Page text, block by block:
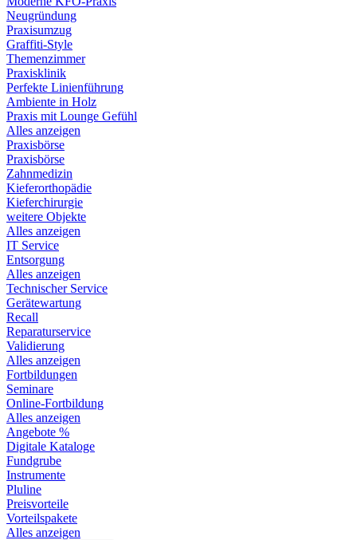
Neugründung
Praxisumzug
Graffiti-Style
Themenzimmer
Praxisklinik
Perfekte Linienführung
Ambiente in Holz
Praxis mit Lounge Gefühl
Alles anzeigen
Praxisbörse
Praxisbörse
Zahnmedizin
Kieferorthopädie
Kieferchirurgie
weitere Objekte
Alles anzeigen
IT Service
Entsorgung
Alles anzeigen
Technischer Service
Gerätewartung
Recall
Reparaturservice
Validierung
Alles anzeigen
Fortbildungen
Seminare
Online-Fortbildung
Alles anzeigen
Angebote %
Digitale Kataloge
Fundgrube
Instrumente
Pluline
Preisvorteile
Vorteilspakete
Alles anzeigen